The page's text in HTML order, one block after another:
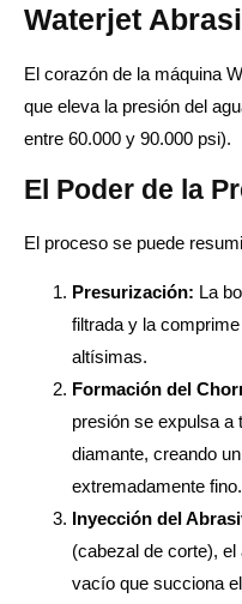
Waterjet
El corazón de la máquina
que eleva la presión del
entre 60.000 y 90.000 psi).
El Poder de la
El proceso se puede
Presurización: La
filtrada y la
altísimas.
Formación del
presión se expulsa a
diamante, creando
extremadamente fino.
Inyección del
(cabezal de corte),
vacío que succiona